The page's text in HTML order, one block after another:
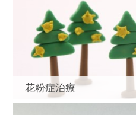
花粉症治療